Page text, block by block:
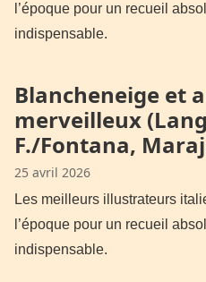
l’époque pour un recueil
indispensable.
Blancheneige et
merveilleux
F./Fontana,
25 avril 2026
Les meilleurs illustrateurs
l’époque pour un recueil
indispensable.